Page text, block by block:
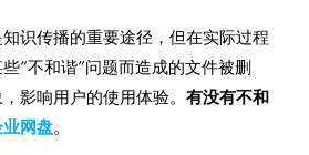
识传播的重要途径，但在实际过程
“不和谐”问题而造成的文件被删
影响用户的使用体验。有没有不和
业网盘。